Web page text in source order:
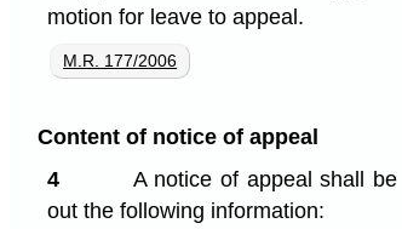
motion for leave to appeal.
M.R. 177/2006
Content of notice of appeal
4
A notice of appeal shall
out the following information: